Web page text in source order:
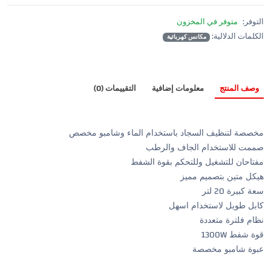
التوفر: متوفر في المخزون
الكلمات الدلالية: مكانس كهربائية
وصف المنتج معلومات إضافية التقييمات (0)
مخصصة لتنظيف السجاد باستخدام الماء وشامبو مخصص
صممت للاستخدام الجاف والرطب
مفتاحان للتشغيل وللتحكم بقوة الشفط
هيكل متين بتصميم مميز
سعة كبيرة 20 لتر
كابل طويل لاستخدام اسهل
نظام فلترة متعددة
قوة شفط 1300W
عبوة شامبو مخصصة